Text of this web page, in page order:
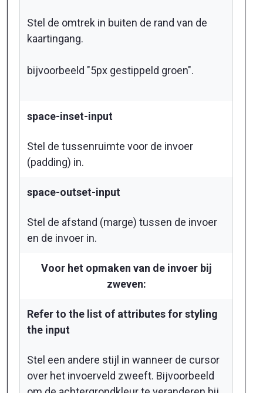
Stel de omtrek in buiten de rand van de
kaartingang.
bijvoorbeeld "5px gestippeld groen".
space-inset-input
Stel de tussenruimte voor de invoer
(padding) in.
space-outset-input
Stel de afstand (marge) tussen de invoer
en de invoer in.
Voor het opmaken van de invoer bij
zweven:
Refer to the list of attributes for styling
the input
Stel een andere stijl in wanneer de cursor
over het invoerveld zweeft. Bijvoorbeeld